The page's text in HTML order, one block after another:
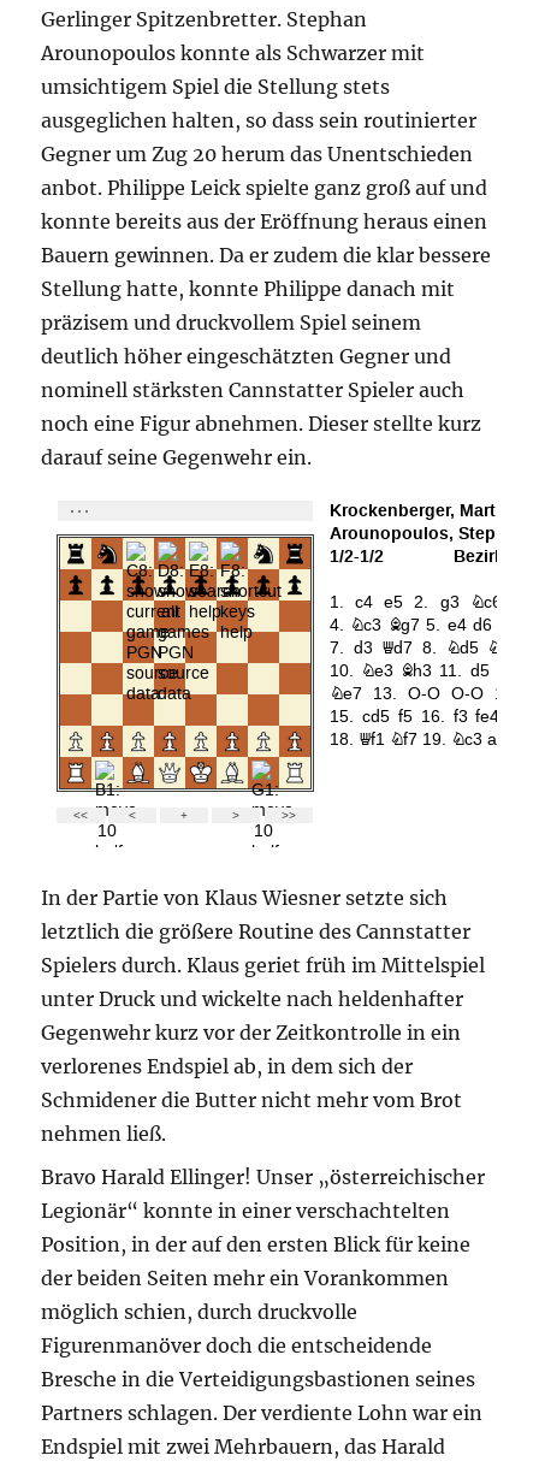
Gerlinger Spitzenbretter. Stephan
Arounopoulos konnte als Schwarzer mit
umsichtigem Spiel die Stellung stets
ausgeglichen halten, so dass sein routinierter
Gegner um Zug 20 herum das Unentschieden
anbot. Philippe Leick spielte ganz groß auf und
konnte bereits aus der Eröffnung heraus einen
Bauern gewinnen. Da er zudem die klar bessere
Stellung hatte, konnte Philippe danach mit
präzisem und druckvollem Spiel seinem
deutlich höher eingeschätzten Gegner und
nominell stärksten Cannstatter Spieler auch
noch eine Figur abnehmen. Dieser stellte kurz
darauf seine Gegenwehr ein.
In der Partie von Klaus Wiesner setzte sich
letztlich die größere Routine des Cannstatter
Spielers durch. Klaus geriet früh im Mittelspiel
unter Druck und wickelte nach heldenhafter
Gegenwehr kurz vor der Zeitkontrolle in ein
verlorenes Endspiel ab, in dem sich der
Schmidener die Butter nicht mehr vom Brot
nehmen ließ.
Bravo Harald Ellinger! Unser „österreichischer
Legionär“ konnte in einer verschachtelten
Position, in der auf den ersten Blick für keine
der beiden Seiten mehr ein Vorankommen
möglich schien, durch druckvolle
Figurenmanöver doch die entscheidende
Bresche in die Verteidigungsbastionen seines
Partners schlagen. Der verdiente Lohn war ein
Endspiel mit zwei Mehrbauern, das Harald